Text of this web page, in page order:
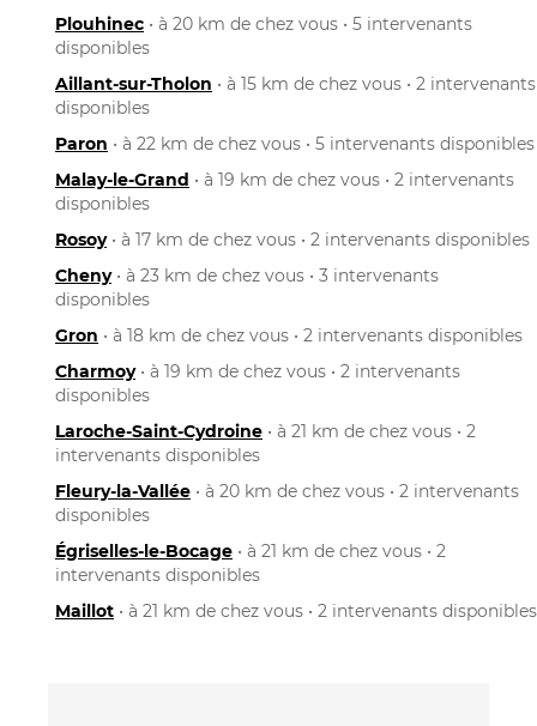
Plouhinec • à 20 km de chez vous • 5 intervenants
disponibles
Aillant-sur-Tholon • à 15 km de chez vous • 2 intervenants
disponibles
Paron • à 22 km de chez vous • 5 intervenants disponibles
Malay-le-Grand • à 19 km de chez vous • 2 intervenants
disponibles
Rosoy• à 17 km de chez vous • 2 intervenants disponibles
Cheny• à 23 km de chez vous • 3 intervenants
disponibles
Gron • à 18 km de chez vous • 2 intervenants disponibles
Charmoy• à 19 km de chez vous • 2 intervenants
disponibles
Laroche-Saint-Cydroine • à 21 km de chez vous • 2
intervenants disponibles
Fleury-la-Vallée • à 20 km de chez vous • 2 intervenants
disponibles
Égriselles-le-Bocage • à 21 km de chez vous • 2
intervenants disponibles
Maillot • à 21 km de chez vous • 2 intervenants disponibles